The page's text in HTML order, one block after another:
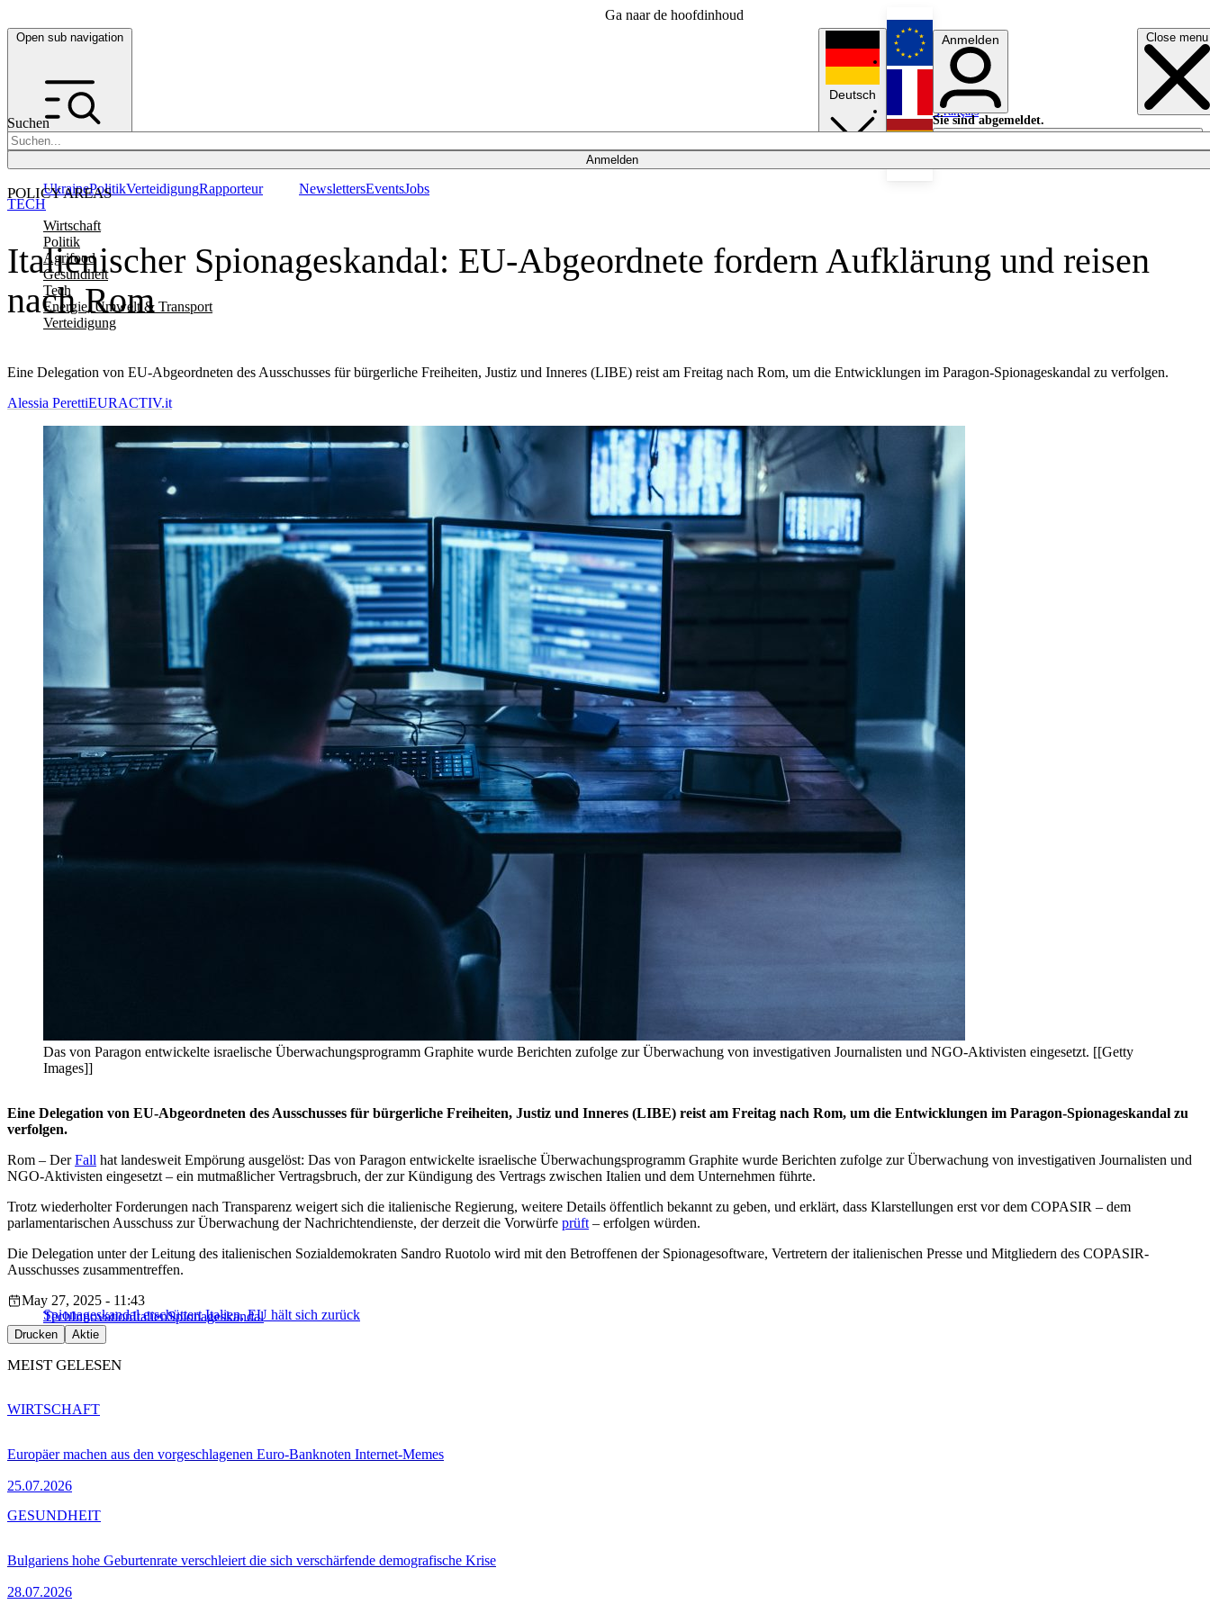
Ga naar de hoofdinhoud
Open sub navigation Close menu
Suchen
Anmelden
POLICY AREAS
Wirtschaft
Politik
Agrifood
Gesundheit
Tech
Energie, Umwelt & Transport
Verteidigung
UkrainePolitikVerteidigungRapporteur NewslettersEventsJobs
Deutsch
English
Français
Anmelden
Sie sind abgemeldet.
Anmelden
Licht aus
Italienischer Spionageskandal: EU-Abgeordnete fordern Aufklärung und reisen
nach Rom
Eine Delegation von EU-Abgeordneten des Ausschusses für bürgerliche Freiheiten, Justiz und Inneres (LIBE) reist am Freitag nach Rom, um die Entwicklungen im Paragon-Spionageskandal zu verfolgen.
TECH
Alessia PerettiEURACTIV.it
Das von Paragon entwickelte israelische Überwachungsprogramm Graphite wurde Berichten zufolge zur Überwachung von investigativen Journalisten und NGO-Aktivisten eingesetzt. [[Getty
Images]]
Eine Delegation von EU-Abgeordneten des Ausschusses für bürgerliche Freiheiten, Justiz und Inneres (LIBE) reist am Freitag nach Rom, um die Entwicklungen im Paragon-Spionageskandal zu
verfolgen.
Rom – DerFall hat landesweit Empörung ausgelöst: Das von Paragon entwickelte israelische Überwachungsprogramm Graphite wurde Berichten zufolge zur Überwachung von investigativen Journalisten und
NGO-Aktivisten eingesetzt – ein mutmaßlicher Vertragsbruch, der zur Kündigung des Vertrags zwischen Italien und dem Unternehmen führte.
Trotz wiederholter Forderungen nach Transparenz weigert sich die italienische Regierung, weitere Details öffentlich bekannt zu geben, und erklärt, dass Klarstellungen erst vor dem COPASIR – dem
parlamentarischen Ausschuss zur Überwachung der Nachrichtendienste, der derzeit die Vorwürfe prüft – erfolgen würden.
Die Delegation unter der Leitung des italienischen Sozialdemokraten Sandro Ruotolo wird mit den Betroffenen der Spionagesoftware, Vertretern der italienischen Presse und Mitgliedern des COPASIR-
Ausschusses zusammentreffen.
Spionageskandal erschüttert Italien, EU hält sich zurück
May 27, 2025 - 11:43
TechInnovationItalienSpionageskandal
Drucken Aktie
MEIST GELESEN
Europäer machen aus den vorgeschlagenen Euro-Banknoten Internet-Memes
25.07.2026
WIRTSCHAFT
Bulgariens hohe Geburtenrate verschleiert die sich verschärfende demografische Krise
28.07.2026
GESUNDHEIT